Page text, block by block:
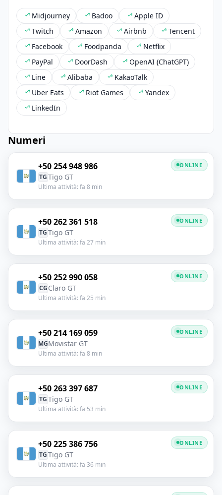
Midjourney Badoo
Apple ID
Twitch
Amazon Airbnb
Tencent
Facebook
Foodpanda
Netflix
PayPal
DoorDash
OpenAI (ChatGPT)
Line
Alibaba
KakaoTalk
Uber Eats
Riot Games
Yandex
LinkedIn
Numeri
+50 254 948 986
TGTigo GT
Ultima attività: fa 8 min
ONLINE
+50 262 361 518
TGTigo GT
Ultima attività: fa 27 min
ONLINE
+50 252 990 058
CGClaro GT
Ultima attività: fa 25 min
ONLINE
+50 214 169 059
MGMovistar GT
Ultima attività: fa 8 min
ONLINE
+50 263 397 687
TGTigo GT
Ultima attività: fa 53 min
ONLINE
+50 225 386 756
TGTigo GT
Ultima attività: fa 36 min
ONLINE